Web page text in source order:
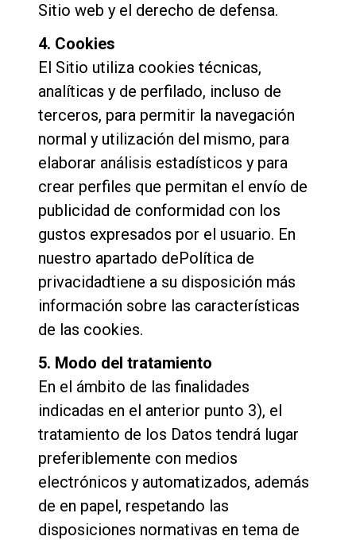
Sitio web y el derecho de defensa.
4. Cookies
El Sitio utiliza cookies técnicas,
analíticas y de perfilado, incluso de
terceros, para permitir la navegación
normal y utilización del mismo, para
elaborar análisis estadísticos y para
crear perfiles que permitan el envío de
publicidad de conformidad con los
gustos expresados por el usuario. En
nuestro apartado dePolítica de
privacidadtiene a su disposición más
información sobre las características
de las cookies.
5. Modo del tratamiento
En el ámbito de las finalidades
indicadas en el anterior punto 3), el
tratamiento de los Datos tendrá lugar
preferiblemente con medios
electrónicos y automatizados, además
de en papel, respetando las
disposiciones normativas en tema de